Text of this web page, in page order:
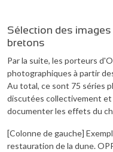
Sélection des
bretons
Par la suite, les porteurs
photographiques à partir
Au total, ce sont 75 séries
discutées collectivement et
documenter les effets du
[Colonne de gauche]
restauration de la dune.